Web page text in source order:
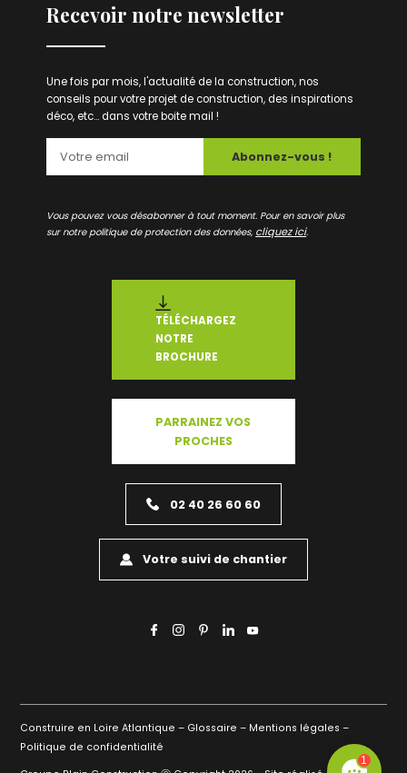
Recevoir notre newsletter
Une fois par mois, l'actualité de la construction, nos
conseils pour votre projet de construction, des inspirations
déco, etc... dans votre boite mail !
Abonnez-vous !
Vous pouvez vous désabonner à tout moment. Pour en savoir plus
sur notre politique de protection des données, cliquez ici.
TÉLÉCHARGEZ
NOTRE
BROCHURE
PARRAINEZ VOS
PROCHES
02 40 26 60 60
Votre suivi de chantier
Construire en Loire Atlantique – Glossaire – Mentions légales –
Politique de confidentialité
1